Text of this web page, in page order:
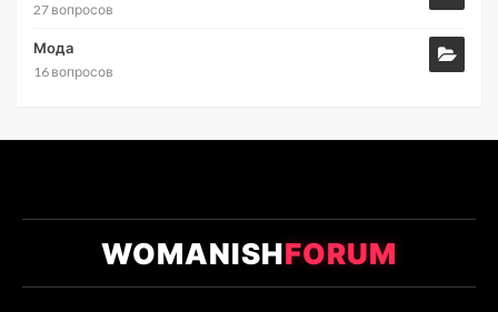
27 вопросов
Мода
16 вопросов
WOMANISHFORUM